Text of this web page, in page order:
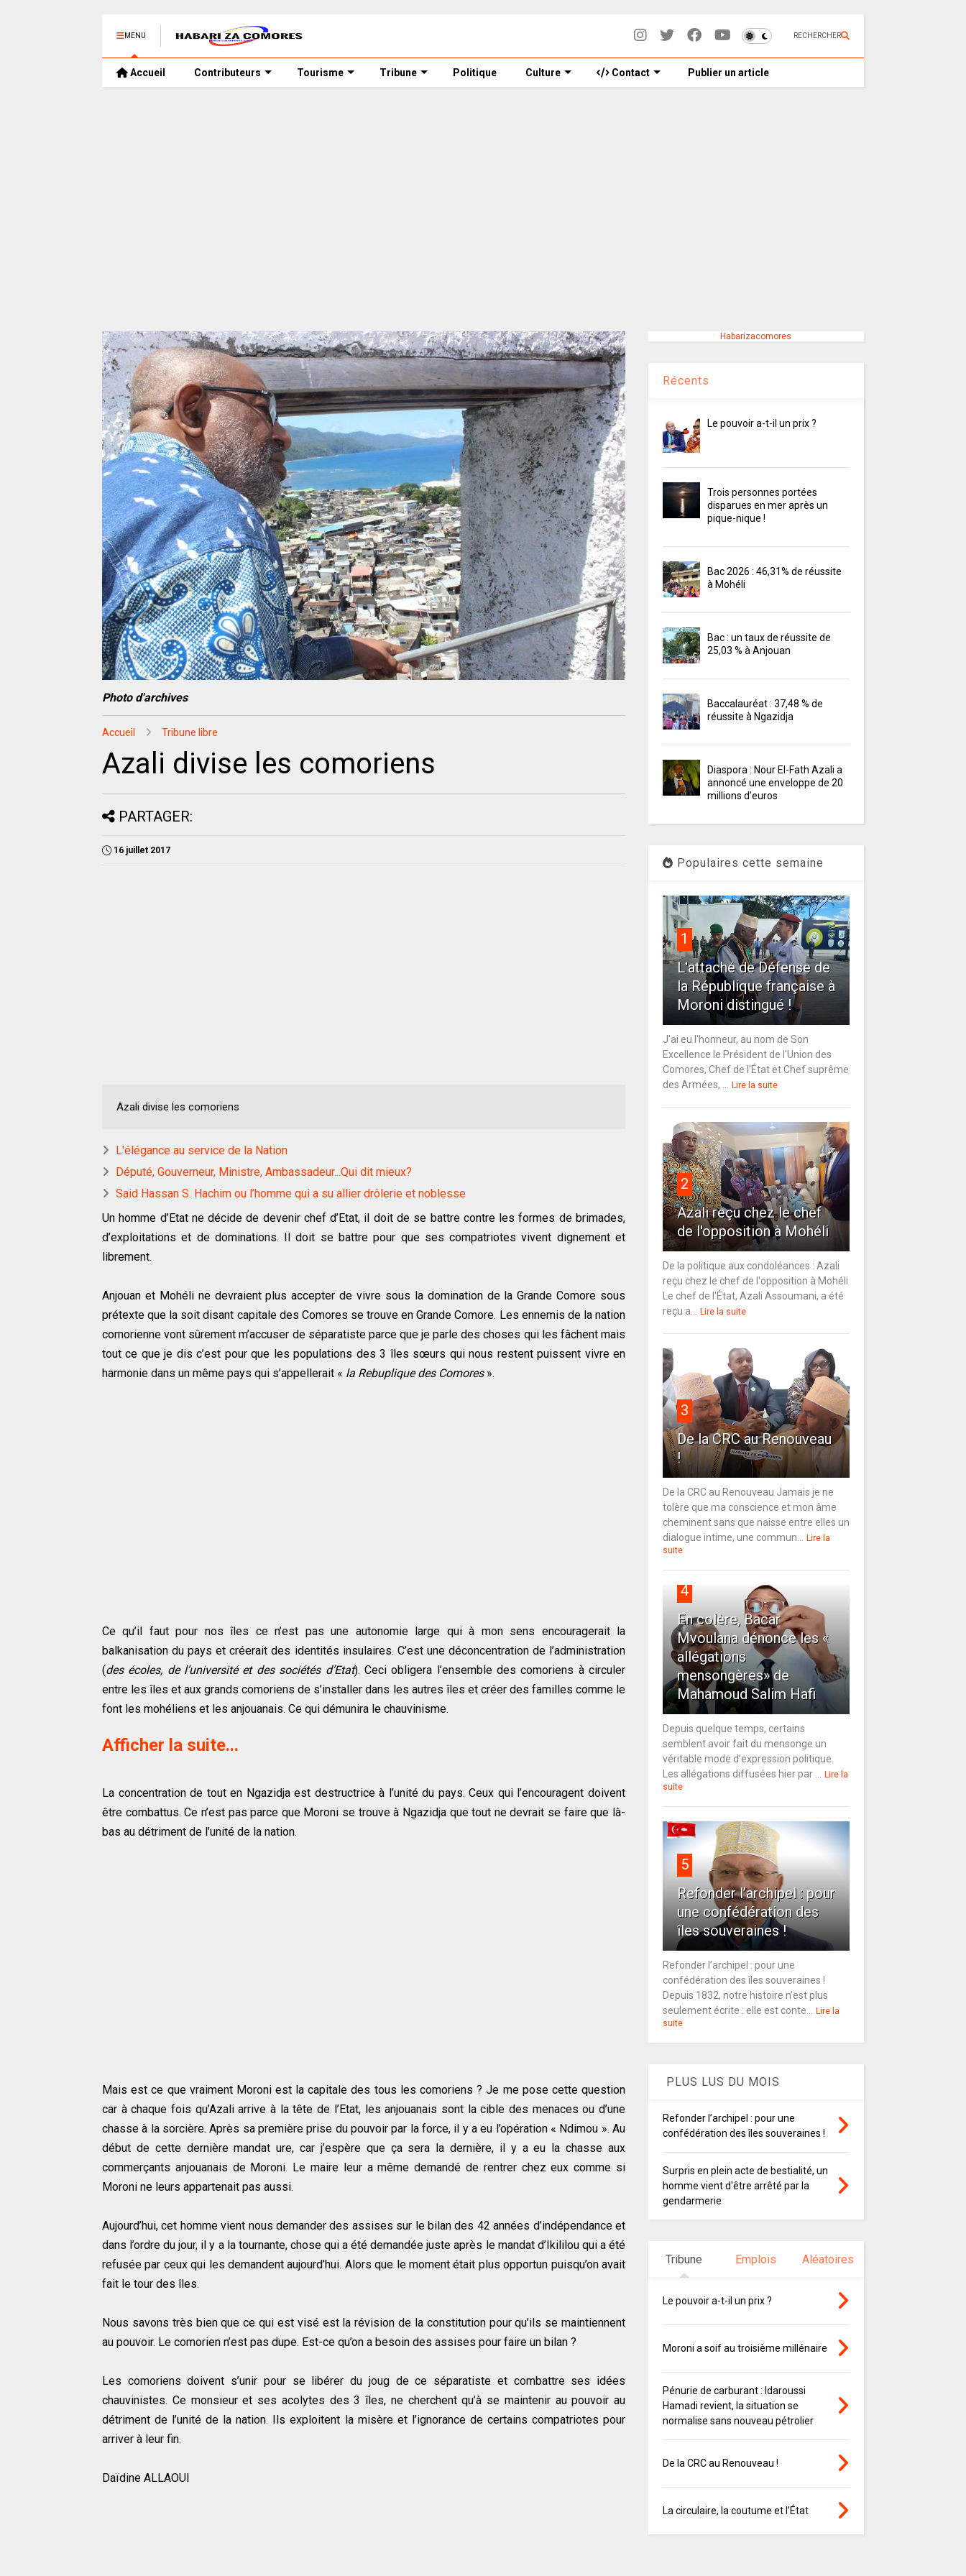
MENU RECHERCHER
Accueil Contributeurs Tourisme Tribune Politique Culture Contact Publier un article
Photo d'archives
Accueil Tribune libre
Azali divise les comoriens
PARTAGER:
16 juillet 2017
Azali divise les comoriens
L'élégance au service de la Nation
Député, Gouverneur, Ministre, Ambassadeur...Qui dit mieux?
Said Hassan S. Hachim ou l’homme qui a su allier drôlerie et noblesse
Un homme d’Etat ne décide de devenir chef d’Etat, il doit de se battre contre les formes de brimades,
d’exploitations et de dominations. Il doit se battre pour que ses compatriotes vivent dignement et
librement.
Anjouan et Mohéli ne devraient plus accepter de vivre sous la domination de la Grande Comore sous
prétexte que la soit disant capitale des Comores se trouve en Grande Comore. Les ennemis de la nation
comorienne vont sûrement m’accuser de séparatiste parce que je parle des choses qui les fâchent mais
tout ce que je dis c’est pour que les populations des 3 îles sœurs qui nous restent puissent vivre en
harmonie dans un même pays qui s’appellerait « la Rebuplique des Comores».
Ce qu’il faut pour nos îles ce n’est pas une autonomie large qui à mon sens encouragerait la
balkanisation du pays et créerait des identités insulaires. C’est une déconcentration de l’administration
(des écoles, de l’université et des sociétés d’Etat). Ceci obligera l’ensemble des comoriens à circuler
entre les îles et aux grands comoriens de s’installer dans les autres îles et créer des familles comme le
font les mohéliens et les anjouanais. Ce qui démunira le chauvinisme.
Afficher la suite...
La concentration de tout en Ngazidja est destructrice à l’unité du pays. Ceux qui l’encouragent doivent
être combattus. Ce n’est pas parce que Moroni se trouve à Ngazidja que tout ne devrait se faire que là-
bas au détriment de l’unité de la nation.
Mais est ce que vraiment Moroni est la capitale des tous les comoriens ? Je me pose cette question
car à chaque fois qu’Azali arrive à la tête de l’Etat, les anjouanais sont la cible des menaces ou d’une
chasse à la sorcière. Après sa première prise du pouvoir par la force, il y a eu l’opération « Ndimou ». Au
début de cette dernière mandat ure, car j’espère que ça sera la dernière, il y a eu la chasse aux
commerçants anjouanais de Moroni. Le maire leur a même demandé de rentrer chez eux comme si
Moroni ne leurs appartenait pas aussi.
Aujourd’hui, cet homme vient nous demander des assises sur le bilan des 42 années d’indépendance et
dans l’ordre du jour, il y a la tournante, chose qui a été demandée juste après le mandat d’Ikililou qui a été
refusée par ceux qui les demandent aujourd’hui. Alors que le moment était plus opportun puisqu’on avait
fait le tour des îles.
Nous savons très bien que ce qui est visé est la révision de la constitution pour qu’ils se maintiennent
au pouvoir. Le comorien n’est pas dupe. Est-ce qu’on a besoin des assises pour faire un bilan ?
Les comoriens doivent s’unir pour se libérer du joug de ce séparatiste et combattre ses idées
chauvinistes. Ce monsieur et ses acolytes des 3 îles, ne cherchent qu’à se maintenir au pouvoir au
détriment de l’unité de la nation. Ils exploitent la misère et l’ignorance de certains compatriotes pour
arriver à leur fin.
Daïdine ALLAOUI
Habarizacomores
Récents
Le pouvoir a-t-il un prix ?
Trois personnes portées
disparues en mer après un
pique-nique !
Bac 2026 : 46,31% de réussite
à Mohéli
Bac : un taux de réussite de
25,03 % à Anjouan
Baccalauréat : 37,48 % de
réussite à Ngazidja
Diaspora : Nour El-Fath Azali a
annoncé une enveloppe de 20
millions d’euros
Populaires cette semaine
1
L'attaché de Défense de
la République française à
Moroni distingué !
J'ai eu l'honneur, au nom de Son
Excellence le Président de l'Union des
Comores, Chef de l'État et Chef suprême
des Armées, ...
Lire la suite
2
Azali reçu chez le chef
de l'opposition à Mohéli
De la politique aux condoléances : Azali
reçu chez le chef de l'opposition à Mohéli
Le chef de l'État, Azali Assoumani, a été
reçu a...
Lire la suite
3
De la CRC au Renouveau
!
De la CRC au Renouveau Jamais je ne
tolère que ma conscience et mon âme
cheminent sans que naisse entre elles un
dialogue intime, une commun...
Lire la
suite
4
En colère, Bacar
Mvoulana dénonce les «
allégations
mensongères» de
Mahamoud Salim Hafi
Depuis quelque temps, certains
semblent avoir fait du mensonge un
véritable mode d’expression politique.
Les allégations diffusées hier par ...
Lire la
suite
5
Refonder l’archipel : pour
une confédération des
îles souveraines !
Refonder l’archipel : pour une
confédération des îles souveraines !
Depuis 1832, notre histoire n’est plus
seulement écrite : elle est conte...
Lire la
suite
PLUS LUS DU MOIS
Refonder l’archipel : pour une
confédération des îles souveraines !
Surpris en plein acte de bestialité, un
homme vient d'être arrêté par la
gendarmerie
Tribune Emplois Aléatoires
Le pouvoir a-t-il un prix ?
Moroni a soif au troisième millénaire
Pénurie de carburant : Idaroussi
Hamadi revient, la situation se
normalise sans nouveau pétrolier
De la CRC au Renouveau !
La circulaire, la coutume et l’État